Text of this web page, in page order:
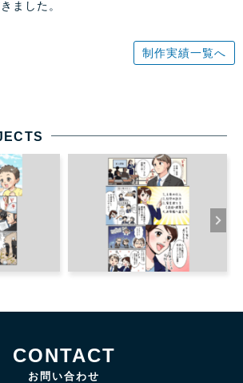
ました。
制作実績一覧へ
CONTACT
お問い合わせ